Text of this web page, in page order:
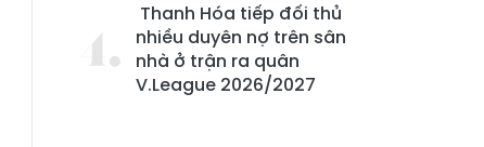
Thanh Hóa tiếp đối thủ
nhiều duyên nợ trên sân
nhà ở trận ra quân
V.League 2026/2027